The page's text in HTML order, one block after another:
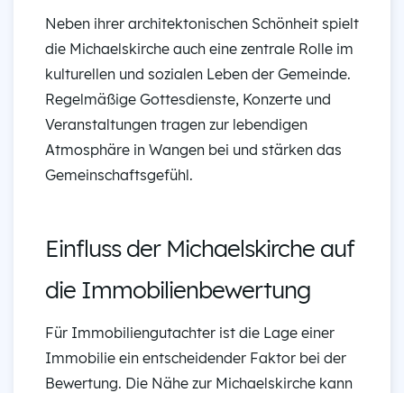
Neben ihrer architektonischen Schönheit spielt
die Michaelskirche auch eine zentrale Rolle im
kulturellen und sozialen Leben der Gemeinde.
Regelmäßige Gottesdienste, Konzerte und
Veranstaltungen tragen zur lebendigen
Atmosphäre in Wangen bei und stärken das
Gemeinschaftsgefühl.
Einfluss der Michaelskirche auf
die Immobilienbewertung
Für Immobiliengutachter ist die Lage einer
Immobilie ein entscheidender Faktor bei der
Bewertung. Die Nähe zur Michaelskirche kann